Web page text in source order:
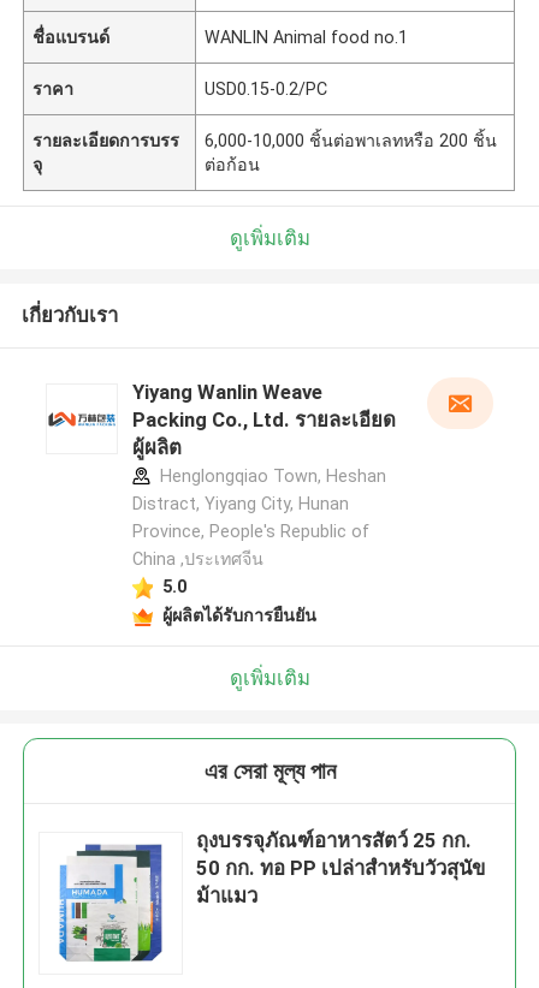
ชื่อแบรนด์ WANLIN Animal food no.1
ราคา USD0.15-0.2/PC
รายละเอียดการบรร
จุ
6,000-10,000 ชิ้นต่อพาเลทหรือ 200 ชิ้น
ต่อก้อน
ดูเพิ่มเติม
เกี่ยวกับเรา
Yiyang Wanlin Weave
Packing Co., Ltd. รายละเอียด
ผู้ผลิต
Henglongqiao Town, Heshan
Distract, Yiyang City, Hunan
Province, People's Republic of
China ,ประเทศจีน
5.0
ผู้ผลิตได้รับการยืนยัน
ดูเพิ่มเติม
এর সেরা মূল্য পান
ถุงบรรจุภัณฑ์อาหารสัตว์ 25 กก.
50 กก. ทอ PP เปล่าสำหรับวัวสุนัข
ม้าแมว